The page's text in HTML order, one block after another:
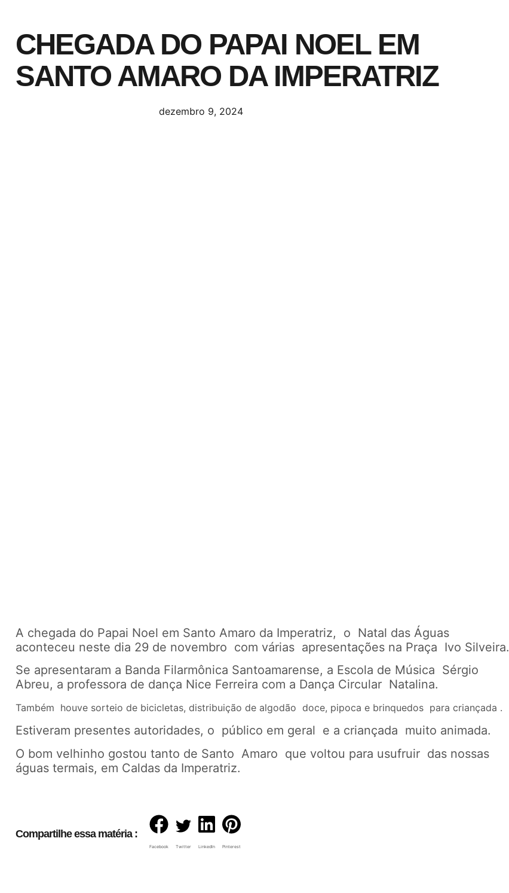
CHEGADA DO PAPAI NOEL EM
SANTO AMARO DA IMPERATRIZ
dezembro 9, 2024
A chegada do Papai Noel em Santo Amaro da Imperatriz, o Natal das Águas
aconteceu neste dia 29 de novembro com várias apresentações na Praça Ivo Silveira.
Se apresentaram a Banda Filarmônica Santoamarense, a Escola de Música Sérgio
Abreu, a professora de dança Nice Ferreira com a Dança Circular Natalina.
Também houve sorteio de bicicletas, distribuição de algodão doce, pipoca e brinquedos para criançada .
Estiveram presentes autoridades, o público em geral e a criançada muito animada.
O bom velhinho gostou tanto de Santo Amaro que voltou para usufruir das nossas
águas termais, em Caldas da Imperatriz.
Compartilhe essa matéria :
Facebook Twitter LinkedIn Pinterest